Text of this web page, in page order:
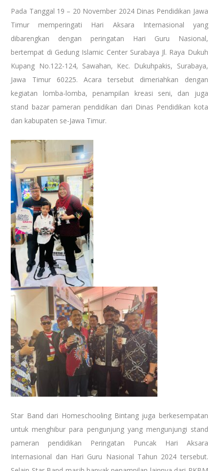
Pada Tanggal 19 – 20 November 2024 Dinas Pendidikan Jawa
Timur memperingati Hari Aksara Internasional yang
dibarengkan dengan peringatan Hari Guru Nasional,
bertempat di Gedung Islamic Center Surabaya Jl. Raya Dukuh
Kupang No.122-124, Sawahan, Kec. Dukuhpakis, Surabaya,
Jawa Timur 60225. Acara tersebut dimeriahkan dengan
kegiatan lomba-lomba, penampilan kreasi seni, dan juga
stand bazar pameran pendidikan dari Dinas Pendidikan kota
dan kabupaten se-Jawa Timur.
Star Band dari Homeschooling Bintang juga berkesempatan
untuk menghibur para pengunjung yang mengunjungi stand
pameran pendidikan Peringatan Puncak Hari Aksara
Internasional dan Hari Guru Nasional Tahun 2024 tersebut.